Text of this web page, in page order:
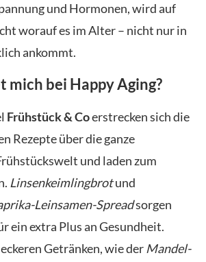
und Hormonen, wird auf
worauf es im Alter – nicht nur in
ankommt.
mich bei Happy Aging?
Frühstück & Coerstrecken sich die
Rezepte über die ganze
und laden zum
Linsenkeimlingbrotund
Leinsamen-Spreadsorgen
ein extra Plus an Gesundheit.
Getränken, wie der Mandel-